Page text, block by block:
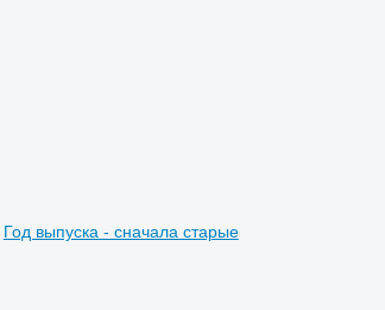
Год выпуска - сначала старые